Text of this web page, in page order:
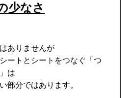
少なさ
ありませんが
ートとシートをつなぐ「つ
は
部分ではあります。